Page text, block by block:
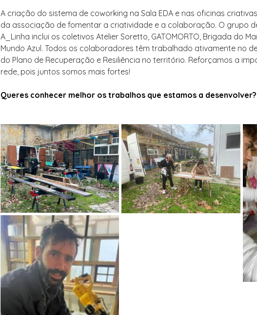
A criação do sistema de coworking na Sala EDA e nas oficinas
da associação de fomentar a criatividade e a colaboração. O grupo
A_Linha inclui os coletivos Atelier Soretto, GATOMORTO, Brigada do
Mundo Azul. Todos os colaboradores têm trabalhado ativamente no
do Plano de Recuperação e Resiliência no território. Reforçamos a
rede, pois juntos somos mais fortes!
Queres conhecer melhor os trabalhos que estamos a